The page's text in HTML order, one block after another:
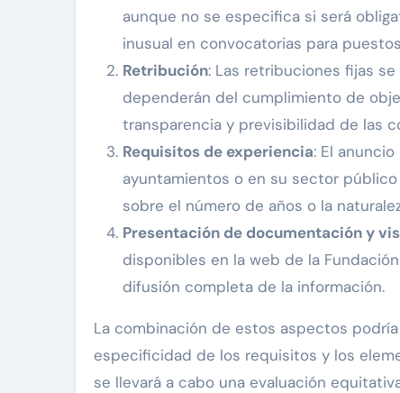
aunque no se especifica si será
inusual en convocatorias para
Retribución: Las retribuciones fijas
dependerán del cumplimiento de
transparencia y previsibilidad de las
Requisitos de experiencia: El
ayuntamientos o en su sector
sobre el número de años o la
Presentación de documentación y
disponibles en la web de la
difusión completa de la información.
La combinación de estos aspectos
especificidad de los requisitos y los
se llevará a cabo una evaluación